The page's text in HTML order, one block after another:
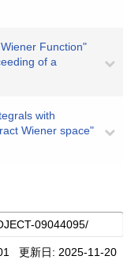
Function"
of a
with
Wiener space"
更新日: 2025-11-20